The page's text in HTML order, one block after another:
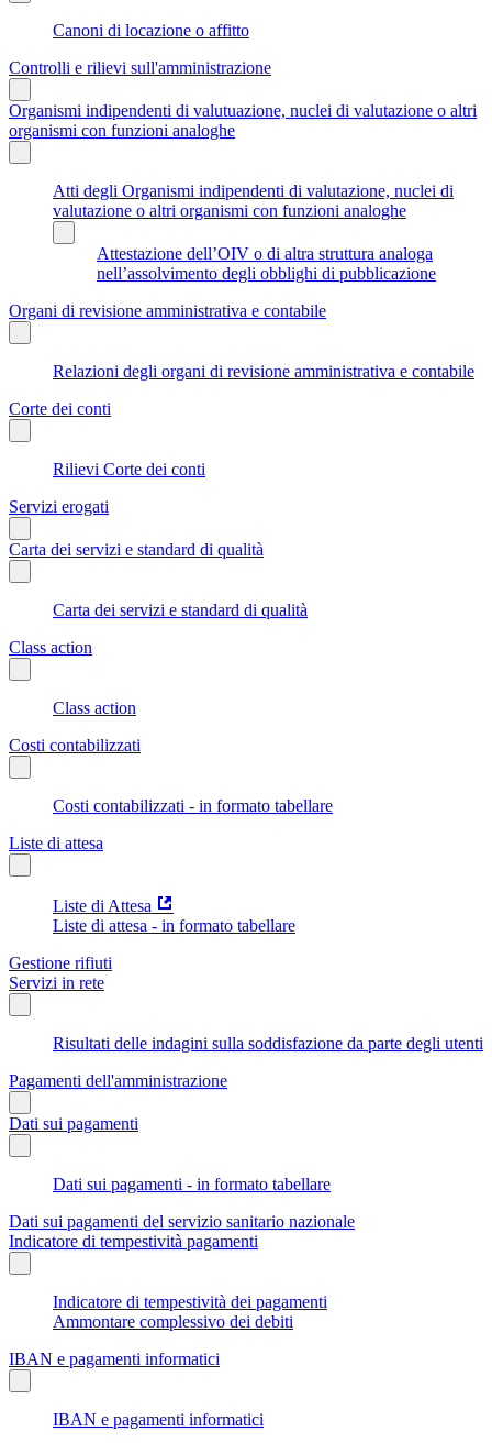
Canoni di locazione o affitto
Controlli e rilievi sull'amministrazione
Organismi indipendenti di valutuazione, nuclei di valutazione o altri
organismi con funzioni analoghe
Atti degli Organismi indipendenti di valutazione, nuclei di
valutazione o altri organismi con funzioni analoghe
Attestazione dell’OIV o di altra struttura analoga
nell’assolvimento degli obblighi di pubblicazione
Organi di revisione amministrativa e contabile
Relazioni degli organi di revisione amministrativa e contabile
Corte dei conti
Rilievi Corte dei conti
Servizi erogati
Carta dei servizi e standard di qualità
Carta dei servizi e standard di qualità
Class action
Class action
Costi contabilizzati
Costi contabilizzati - in formato tabellare
Liste di attesa
Liste di Attesa
Liste di attesa - in formato tabellare
Gestione rifiuti
Servizi in rete
Risultati delle indagini sulla soddisfazione da parte degli utenti
Pagamenti dell'amministrazione
Dati sui pagamenti
Dati sui pagamenti - in formato tabellare
Dati sui pagamenti del servizio sanitario nazionale
Indicatore di tempestività pagamenti
Indicatore di tempestività dei pagamenti
Ammontare complessivo dei debiti
IBAN e pagamenti informatici
IBAN e pagamenti informatici